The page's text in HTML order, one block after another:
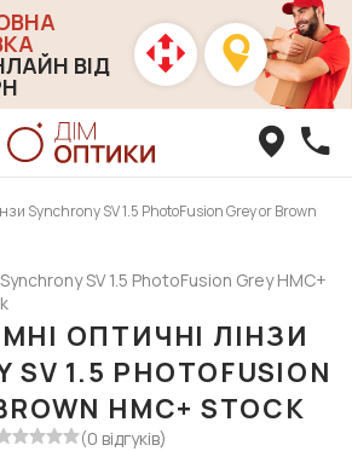
ВІД
Synchrony SV 1.5 PhotoFusion Grey or Brown
SV 1.5 PhotoFusion Grey HMC+
ОПТИЧНІ ЛІНЗИ
SV 1.5 PHOTOFUSION
HMC+ STOCK
(0 відгуків)